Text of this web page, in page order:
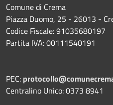
Comune di Crema
Piazza Duomo, 25 - 26013 -
Codice Fiscale: 91035680197
Partita IVA: 00111540191
PEC:
Centralino Unico: 0373 8941